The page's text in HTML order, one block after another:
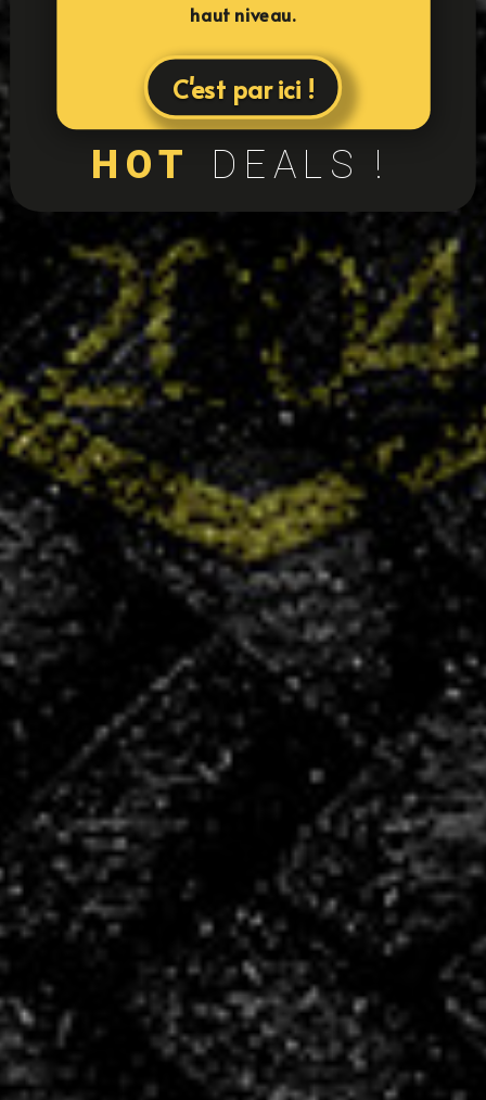
haut niveau.
C'est par ici !
HOT DEALS !
24
équipes
+400
licenciés
+100
partenaires
50
bénévoles
4
salariés